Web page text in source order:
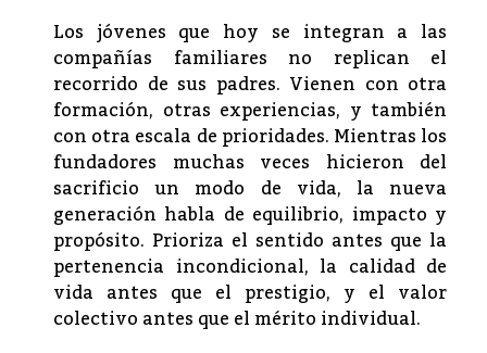
Los jóvenes que hoy se integran a las
compañías familiares no replican el
recorrido de sus padres. Vienen con otra
formación, otras experiencias, y también
con otra escala de prioridades. Mientras los
fundadores muchas veces hicieron del
sacrificio un modo de vida, la nueva
generación habla de equilibrio, impacto y
propósito. Prioriza el sentido antes que la
pertenencia incondicional, la calidad de
vida antes que el prestigio, y el valor
colectivo antes que el mérito individual.